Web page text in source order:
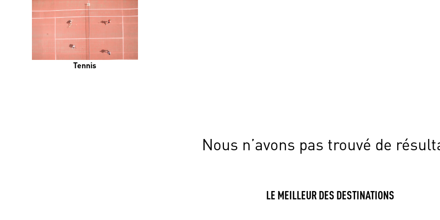
Tennis
Nous n’avons pas trouvé de
LE MEILLEUR DES DESTINATIONS